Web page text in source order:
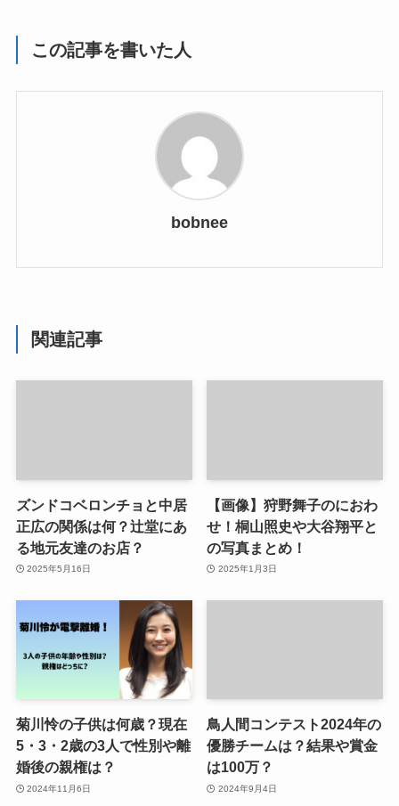
この記事を書いた人
bobnee
関連記事
ズンドコベロンチョと中居
正広の関係は何？辻堂にあ
る地元友達のお店？
2025年5月16日
【画像】狩野舞子のにおわ
せ！桐山照史や大谷翔平と
の写真まとめ！
2025年1月3日
菊川怜の子供は何歳？現在
5・3・2歳の3人で性別や離
婚後の親権は？
2024年11月6日
鳥人間コンテスト2024年の
優勝チームは？結果や賞金
は100万？
2024年9月4日